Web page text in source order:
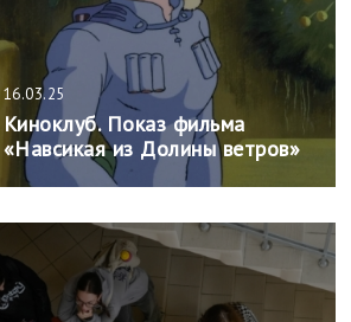
16.03.25
Киноклуб. Показ фильма
«Навсикая из Долины ветров»